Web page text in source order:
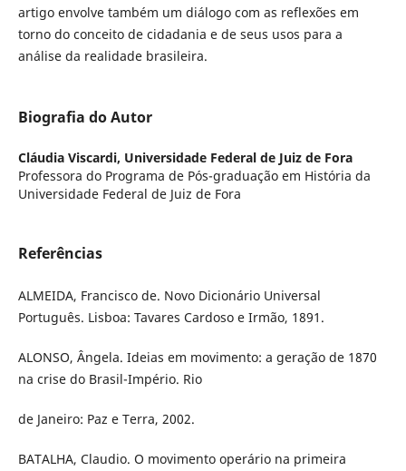
artigo envolve também um diálogo com as reflexões em
torno do conceito de cidadania e de seus usos para a
análise da realidade brasileira.
Biografia do Autor
Cláudia Viscardi, Universidade Federal de Juiz de Fora
Professora do Programa de Pós-graduação em História da
Universidade Federal de Juiz de Fora
Referências
ALMEIDA, Francisco de. Novo Dicionário Universal
Português. Lisboa: Tavares Cardoso e Irmão, 1891.
ALONSO, Ângela. Ideias em movimento: a geração de 1870
na crise do Brasil-Império. Rio
de Janeiro: Paz e Terra, 2002.
BATALHA, Claudio. O movimento operário na primeira